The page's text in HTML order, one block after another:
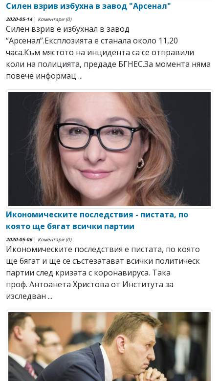
Силен взрив избухна в завод "Арсенал"
2020-05-14| Коментари (0)
Силен взрив е избухнал в завод
“Арсенал”.Експлозията е станала около 11,20
часа.Към мястото на инцидента са се отправили
коли на полицията, предаде БГНЕС.За момента няма
повече информац ...
Икономическите последствия - пистата, по
която ще бягат всички партии
2020-05-06| Коментари (0)
Икономическите последствия е пистата, по която
ще бягат и ще се състезатават всички политическ
партии след кризата с коронавируса. Така
проф. Антоанета Христова от Института за
изследван ...